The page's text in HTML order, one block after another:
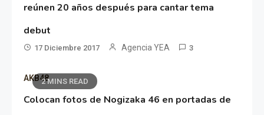
reúnen 20 años después para cantar tema
debut
17 Diciembre 2017 Agencia YEA 3
2 MINS READ
AKB48
Colocan fotos de Nogizaka 46 en portadas de